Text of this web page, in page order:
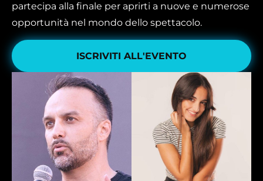
partecipa alla finale per aprirti a nuove e numerose
opportunità nel mondo dello spettacolo.
ISCRIVITI ALL'EVENTO